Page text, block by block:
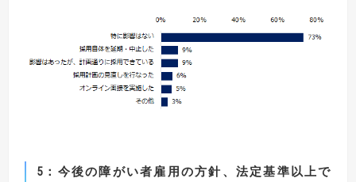
5 ：今後の障がい者雇用の方針、法定基準以上で